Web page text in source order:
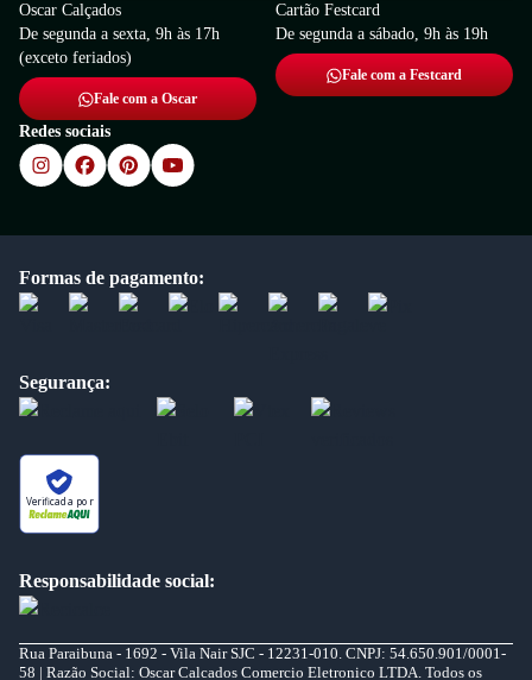
Oscar Calçados
De segunda a sexta, 9h às 17h
(exceto feriados)
Fale com a Oscar
Cartão Festcard
De segunda a sábado, 9h às 19h
Fale com a Festcard
Redes sociais
Formas de pagamento:
Segurança:
Verificada por
Responsabilidade social:
Rua Paraibuna - 1692 - Vila Nair SJC - 12231-010. CNPJ: 54.650.901/0001-
58 | Razão Social: Oscar Calcados Comercio Eletronico LTDA. Todos os